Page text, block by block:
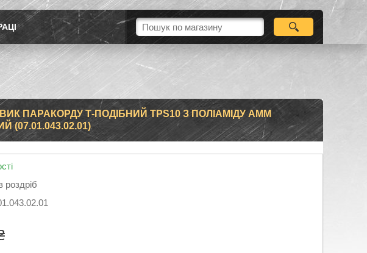
ПАРАКОРДУ Т-ПОДІБНИЙ TPS10 З ПОЛІАМІДУ AMM
(07.01.043.02.01)
роздріб